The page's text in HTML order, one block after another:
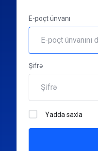
E-poçt ünvanı
Şifrə
Yadda saxla